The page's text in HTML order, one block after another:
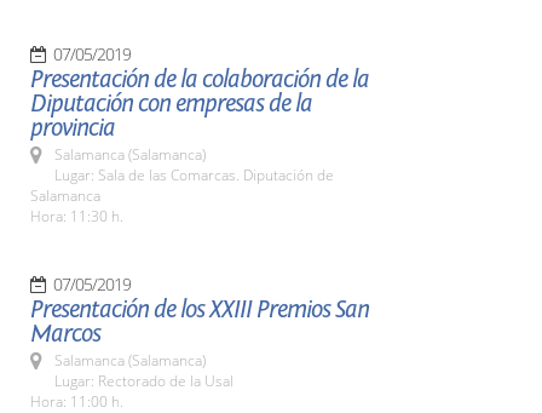
07/05/2019
Presentación de la colaboración de la
Diputación con empresas de la
provincia
Salamanca (Salamanca)
Lugar: Sala de las Comarcas. Diputación de
Salamanca
Hora: 11:30 h.
07/05/2019
Presentación de los XXIII Premios San
Marcos
Salamanca (Salamanca)
Lugar: Rectorado de la Usal
Hora: 11:00 h.